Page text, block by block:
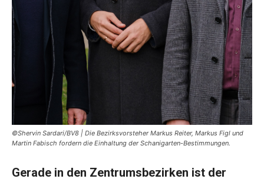
©Shervin Sardari/BV8 | Die Bezirksvorsteher Markus Reiter, Markus Figl und
Martin Fabisch fordern die Einhaltung der Schanigarten-Bestimmungen.
Gerade in den Zentrumsbezirken ist der